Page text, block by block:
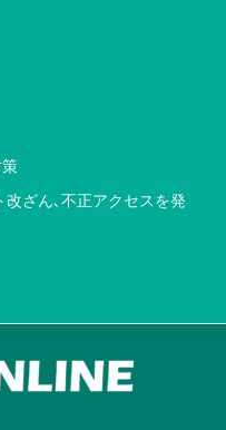
ざん､不正アクセスを発